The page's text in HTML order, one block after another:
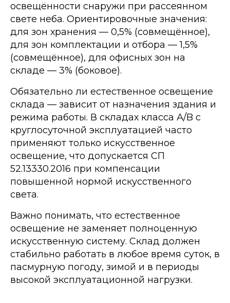
освещённости снаружи при рассеянном
свете неба. Ориентировочные значения:
для зон хранения — 0,5% (совмещённое),
для зон комплектации и отбора — 1,5%
(совмещённое), для офисных зон на
складе — 3% (боковое).
Обязательно ли естественное освещение
склада — зависит от назначения здания и
режима работы. В складах класса А/B с
круглосуточной эксплуатацией часто
применяют только искусственное
освещение, что допускается СП
52.13330.2016 при компенсации
повышенной нормой искусственного
света.
Важно понимать, что естественное
освещение не заменяет полноценную
искусственную систему. Склад должен
стабильно работать в любое время суток, в
пасмурную погоду, зимой и в периоды
высокой эксплуатационной нагрузки.